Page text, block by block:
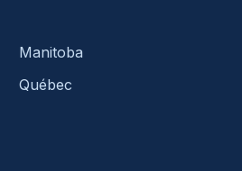
Manitoba
Québec